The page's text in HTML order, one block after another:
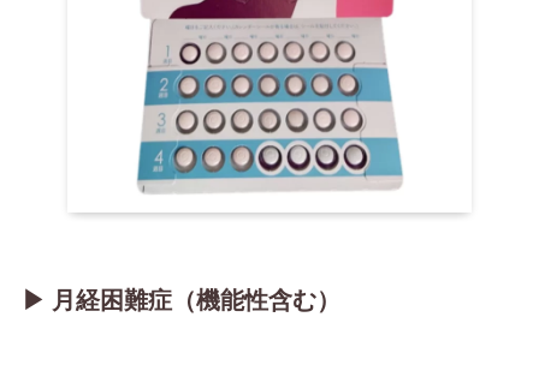
▶ 月経困難症（機能性含む）